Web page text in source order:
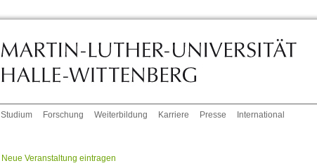
Studium Forschung Weiterbildung Karriere Presse International
Neue Veranstaltung eintragen